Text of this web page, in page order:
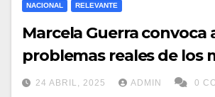
NACIONAL RELEVANTE
Marcela Guerra convoca
problemas reales de los
24 ABRIL, 2025 ADMIN 0